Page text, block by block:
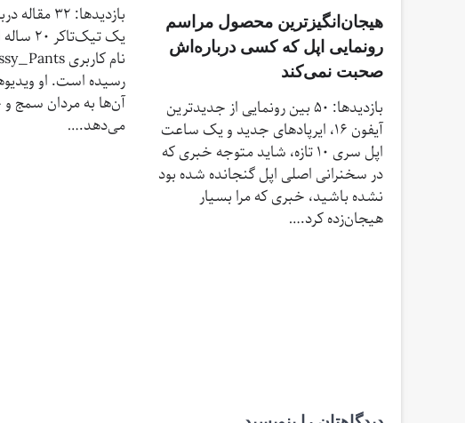
هیجان‌انگیزترین محصول مراسم
رونمایی اپل که کسی درباره‌اش
صحبت نمی‌کند
بازدیدها: 50 بین رونمایی از جدیدترین
آیفون ۱۶، ایرپادهای جدید و یک ساعت
اپل سری ۱۰ تازه، شاید متوجه خبری که
در سخنرانی اصلی اپل گنجانده شده بود
نشده باشید، خبری که مرا بسیار
هیجان‌زده کرد.…
بازدیدها:
یک
رسیده است. او
آن‌ها به مردان سمج
می‌دهد.…